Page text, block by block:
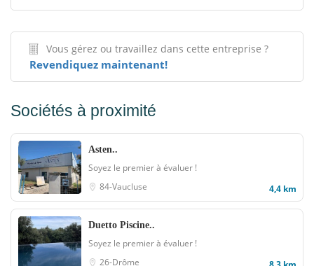
Vous gérez ou travaillez dans cette entreprise ?
Revendiquez maintenant!
Sociétés à proximité
Asten..
Soyez le premier à évaluer !
84-Vaucluse
4,4 km
Duetto Piscine..
Soyez le premier à évaluer !
26-Drôme